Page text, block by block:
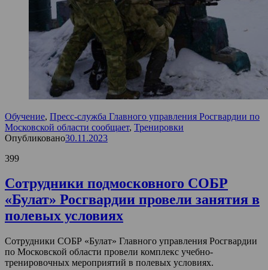
Обучение, Пресс-служба Главного управления Росгвардии по
Московской области сообщает, Тренировки
Опубликовано30.11.2023
399
Сотрудники подмосковного СОБР
«Булат» Росгвардии провели занятия в
полевых условиях
Сотрудники СОБР «Булат» Главного управления Росгвардии
по Московской области провели комплекс учебно-
тренировочных мероприятий в полевых условиях.